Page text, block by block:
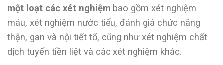
một loạt các xét nghiệm bao gồm xét nghiệm
máu, xét nghiệm nước tiểu, đánh giá chức năng
thận, gan và nội tiết tố, cũng như xét nghiệm chất
dịch tuyến tiền liệt và các xét nghiệm khác.